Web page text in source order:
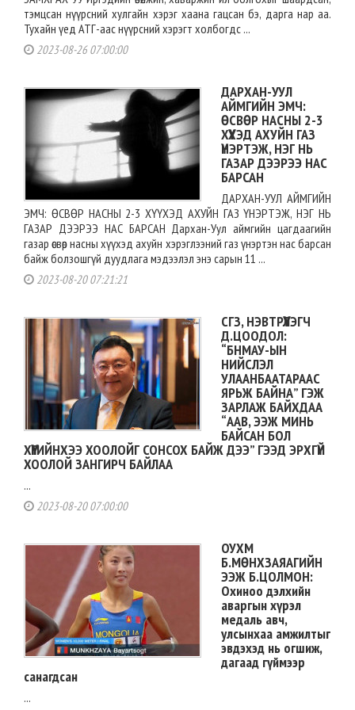
тэмцсан нүүрсний хулгайн хэрэг хаана гацсан бэ, дарга нар аа.
Тухайн үед АТГ-аас нүүрсний хэрэгт холбогдс ...
2023-08-26 07:00:00
ДАРХАН-УУЛ
АЙМГИЙН ЭМЧ:
ӨСВӨР НАСНЫ 2-3
ХҮҮХЭД АХУЙН ГАЗ
ҮНЭРТЭЖ, НЭГ НЬ
ГАЗАР ДЭЭРЭЭ НАС
БАРСАН
ДАРХАН-УУЛ АЙМГИЙН
ЭМЧ: ӨСВӨР НАСНЫ 2-3 ХҮҮХЭД АХУЙН ГАЗ ҮНЭРТЭЖ, НЭГ НЬ
ГАЗАР ДЭЭРЭЭ НАС БАРСАН Дархан-Уул аймгийн цагдаагийн
газар өсвөр насны хүүхэд ахуйн хэрэглээний газ үнэртэн нас барсан
байж болзошгүй дуудлага мэдээлэл энэ сарын 11 ...
2023-08-20 07:21:21
СГЗ, НЭВТРҮҮЛЭГЧ
Д.ЦООДОЛ:
“БНМАУ-ЫН
НИЙСЛЭЛ
УЛААНБААТАРААС
ЯРЬЖ БАЙНА” ГЭЖ
ЗАРЛАЖ БАЙХДАА
“ААВ, ЭЭЖ МИНЬ
БАЙСАН БОЛ
ХҮҮГИЙНХЭЭ ХООЛОЙГ СОНСОХ БАЙЖ ДЭЭ” ГЭЭД ЭРХГҮЙ
ХООЛОЙ ЗАНГИРЧ БАЙЛАА
...
2023-08-20 07:00:00
ОУХМ
Б.МӨНХЗАЯАГИЙН
ЭЭЖ Б.ЦОЛМОН:
Охиноо дэлхийн
аваргын хүрэл
медаль авч,
улсынхаа амжилтыг
эвдэхэд нь огшиж,
дагаад гүймээр
санагдсан
...